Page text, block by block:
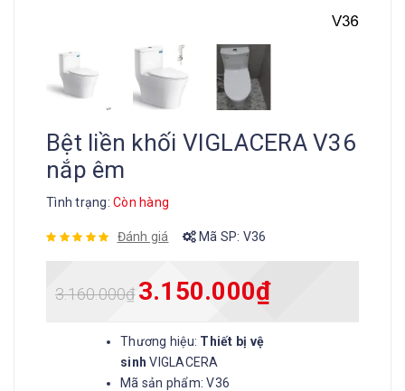
Bệt liền khối VIGLACERA V36
nắp êm
Tình trạng: Còn hàng
Đánh giá Mã SP: V36
3.160.000₫ 3.150.000₫
Thương hiệu: Thiết bị vệ
sinh VIGLACERA
Mã sản phẩm: V36